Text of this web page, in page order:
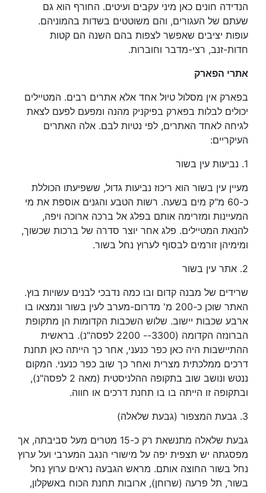
הנדידה חונים כאן מיני עקבים ועיטים. החורף הוא גם
שעתם של העגורים, והם משוטטים בשדות בהמוניהם.
עופות יציבים שאפשר לצפות בהם השנה הם קטות
חדות-זנב, רצי-מדבר וחוברות.
אתרי הפארק
בפארק אין מסלול טיול אחד אלא אתרים רבים. המטיילים
יכולים לבלות בפארק בפיקניק מהנה ומפעם לפעם לצאת
לגיחה לאחד האתרים, לפי נטיות לבם. אלה האתרים
העיקריים:
1. נביעות עין בשור
מעיין עין בשור הוא ריכוז נביעות גדול, ששפיעתו הכוללת
כ-60 מ"ק מים בשעה. רשות הטבע והגנים אוספת את מי
המעיינות ומזרימה אותם בפלג אל ברכה ארוכה ויפה,
להנאת המטיילים. פלג אחר יוצר סדרה של ברכות שכשוך,
ומימיהן זורמים לבסוף לערוץ נחל בשור.
2. אתר עין בשור
שרידים של מבנה קדום ובו כמה נדבכי לבנים עשויות בוץ.
האתר שוכן כ-200 מ' מדרום-מערב לעין בשור ונמצאו בו
ארבע שכבות יישוב. שלוש השכבות הקדומות הן מתקופת
הברונזה הקדומה (3300-- 2200 לפסה"נ). בראשית
ההתיישבות היה כאן כפר כנעני, אחר כך הייתה כאן תחנת
דרכים ממלכתית מצרית ואחר כך שוב כפר כנעני. המקום
ננטש ונושב שוב בתקופה ההלניסטית (מאה 2 לפסה"נ),
ובתקופה זו הייתה בו בו תחנת דרכים או חווה.
3. גבעת המצפור (גבעת שלאלה)
גבעת שלאלה מתנשאת רק כ-15 מטרים מעל סביבתה, אך
מפסגתה יש תצפית יפה על מישורי הנגב המערבי ועל ערוץ
נחל בשור החוצה אותם. מראש הגבעה נראים ערוץ נחל
בשור, תל פרעה (שרוחן), ארובות תחנת הכוח באשקלון,